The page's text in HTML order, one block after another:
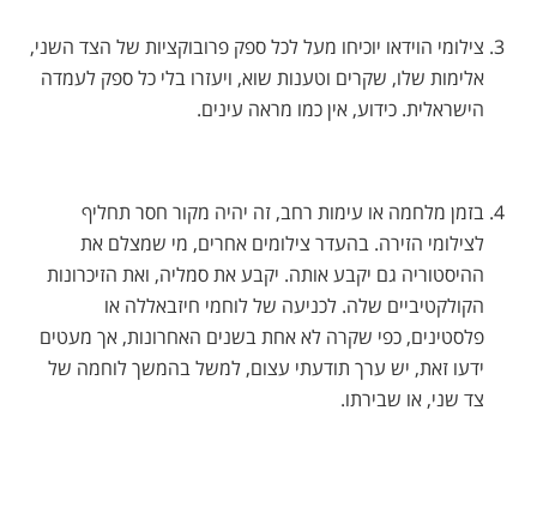
צילומי הוידאו יוכיחו מעל לכל ספק פרובוקציות של הצד השני,
אלימות שלו, שקרים וטענות שוא, ויעזרו בלי כל ספק לעמדה
הישראלית. כידוע, אין כמו מראה עינים.
בזמן מלחמה או עימות רחב, זה יהיה מקור חסר תחליף
לצילומי הזירה. בהעדר צילומים אחרים, מי שמצלם את
ההיסטוריה גם יקבע אותה. יקבע את סמליה, ואת הזיכרונות
הקולקטיביים שלה. לכניעה של לוחמי חיזבאללה או
פלסטינים, כפי שקרה לא אחת בשנים האחרונות, אך מעטים
ידעו זאת, יש ערך תודעתי עצום, למשל בהמשך לוחמה של
צד שני, או שבירתו.